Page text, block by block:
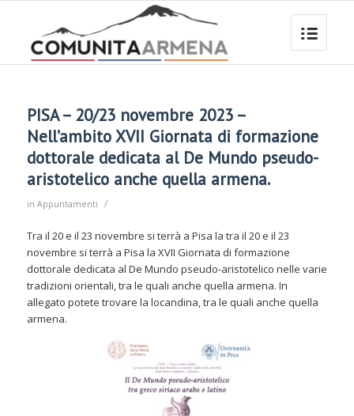
PISA – 20/23 novembre 2023 –
Nell’ambito XVII Giornata di formazione
dottorale dedicata al De Mundo pseudo-
aristotelico anche quella armena.
in Appuntamenti /
Tra il 20 e il 23 novembre si terrà a Pisa la tra il 20 e il 23
novembre si terrà a Pisa la XVII Giornata di formazione
dottorale dedicata al De Mundo pseudo-aristotelico nelle varie
tradizioni orientali, tra le quali anche quella armena. In
allegato potete trovare la locandina, tra le quali anche quella
armena.